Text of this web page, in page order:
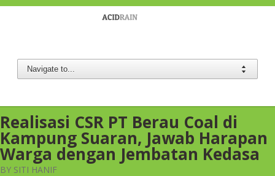
Realisasi CSR PT Berau Coal di
Kampung Suaran, Jawab Harapan
Warga dengan Jembatan Kedasa
BY SITI HANIF